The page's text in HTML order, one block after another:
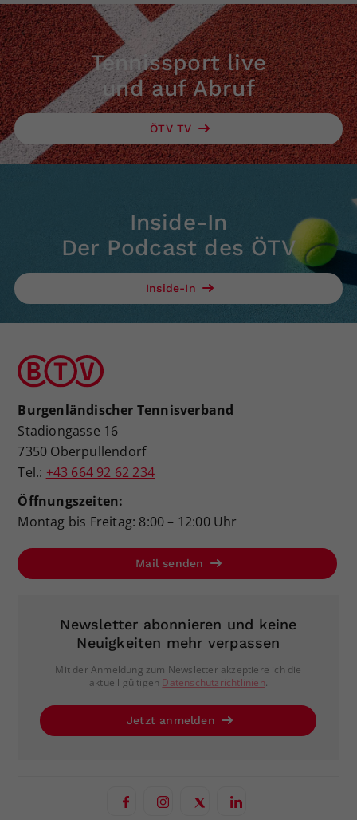
Tennissport live
und auf Abruf
ÖTV TV
Inside-In
Der Podcast des ÖTV
Inside-In
Burgenländischer Tennisverband
Stadiongasse 16
7350 Oberpullendorf
Tel.: +43 664 92 62 234
Öffnungszeiten:
Montag bis Freitag: 8:00 – 12:00 Uhr
Mail senden
Newsletter abonnieren und keine
Neuigkeiten mehr verpassen
Mit der Anmeldung zum Newsletter akzeptiere ich die
aktuell gültigen Datenschutzrichtlinien.
Jetzt anmelden